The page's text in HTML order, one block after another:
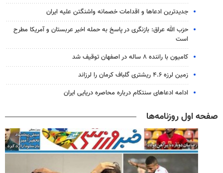
جدیدترین ادعاها و اقدامات خصمانه واشنگتن علیه ایران
حزب الله عراق: بازنگری در پاسخ به حمله اخیر عربستان و آمریکا مطرح
است
کامیون با راننده ۸ ساله در اصفهان توقیف شد
زمین لرزه ۴.۶ ریشتری گلباف کرمان را لرزاند
ادامه ادعاهای سنتکام درباره محاصره دریایی ایران
صفحه اول روزنامه‌ها